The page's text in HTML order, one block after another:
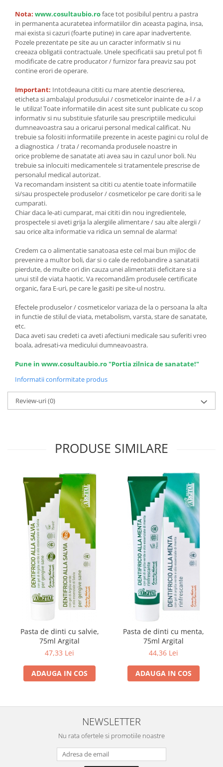
Nota: www.cosultaubio.roface tot posibilul pentru a pastra
in permanenta acuratetea informatiilor din aceasta pagina, insa,
mai exista si cazuri (foarte putine) in care apar inadvertente.
Pozele prezentate pe site au un caracter informativ si nu
creeaza obligatii contractuale. Unele specificatii sau pretul pot fi
modificate de catre producator / furnizor fara preaviz sau pot
contine erori de operare.
Important: Intotdeauna cititi cu mare atentie descrierea,
eticheta si ambalajul produsului / cosmeticelor inainte de a-l / a
le utiliza! Toate informatiile din acest site sunt publicate cu scop
informativ si nu substituie sfaturile sau prescriptiile medicului
dumneavoastra sau a oricarui personal medical calificat. Nu
trebuie sa folositi informatiile prezente in aceste pagini cu rolul de
a diagnostica / trata / recomanda produsele noastre in
orice probleme de sanatate ati avea sau in cazul unor boli. Nu
trebuie sa inlocuiti medicamentele si tratamentele prescrise de
personalul medical autorizat.
Va recomandam insistent sa cititi cu atentie toate informatiile
si/sau prospectele produselor / cosmeticelor pe care doriti sa le
cumparati.
Chiar daca le-ati cumparat, mai cititi din nou ingredientele,
prospectele si aveti grija la alergiile alimentare / sau alte alergii /
sau orice alta informatie va ridica un semnal de alarma!
Credem ca o alimentatie sanatoasa este cel mai bun mijloc de
prevenire a multor boli, dar si o cale de redobandire a sanatatii
pierdute, de multe ori din cauza unei alimentatii deficitare si a
unui stil de viata haotic. Va recomandăm produsele certificate
organic, fara E-uri, pe care le gasiti pe site-ul nostru.
Efectele produselor / cosmeticelor variaza de la o persoana la alta
in functie de stilul de viata, metabolism, varsta, stare de sanatate,
etc.
Daca aveti sau credeti ca aveti afectiuni medicale sau suferiti vreo
boala, adresati-va medicului dumneavoastra.
Pune in www.cosultaubio.ro "Portia zilnica de sanatate!"
Informatii conformitate produs
Review-uri(0)
PRODUSE SIMILARE
Pasta de dinti cu salvie,
75ml Argital
47,33 Lei
ADAUGA IN COS
Pasta de dinti cu menta,
75ml Argital
44,36 Lei
ADAUGA IN COS
NEWSLETTER
Nu rata ofertele si promotiile noastre